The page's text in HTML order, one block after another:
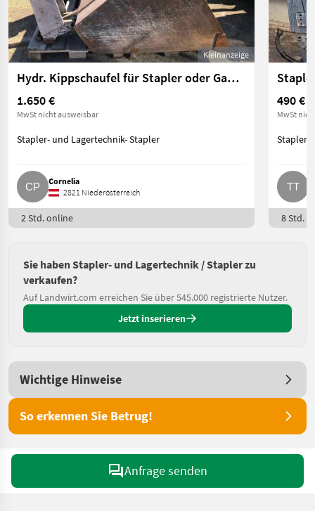
Kleinanzeige
Hydr. Kippschaufel für Stapler oder Gabelträger
1.650 €
MwSt nicht ausweisbar
Stapler- und Lagertechnik- Stapler
Cornelia
2821 Niederösterreich
2 Std. online
490 €
MwSt
Stapler-
8 Std.
Sie haben Stapler- und Lagertechnik / Stapler zu
verkaufen?
Auf Landwirt.com erreichen Sie über 545.000 registrierte Nutzer.
Jetzt inserieren
Wichtige Hinweise
So erkennen Sie Betrug!
Anfrage senden